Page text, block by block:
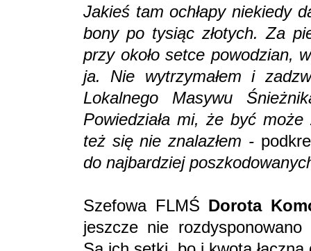
Jakieś tam ochłapy niekiedy
bony po tysiąc złotych. Za
przy około setce powodzian,
ja. Nie wytrzymałem i
Lokalnego Masywu
Powiedziała mi, że być
też się nie znalazłem -
do najbardziej
Szefowa FLMŚ Dorota
jeszcze nie